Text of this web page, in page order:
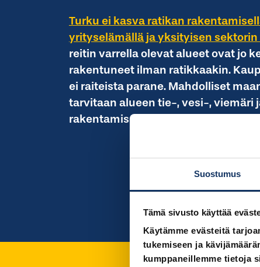
Suostumus
Tämä sivusto käyttää
Käytämme evästeitä
tukemiseen ja
kumppaneillemme tietoja
Turku ei kasva ratikan
yrityselämällä ja yksityisen
reitin varrella olevat alueet ovat jo
rakentuneet ilman ratikkaakin.
ei raiteista parane. Mahdolliset
tarvitaan alueen tie-, vesi-, viemäri
rakentamiseen, eikä niistä jää